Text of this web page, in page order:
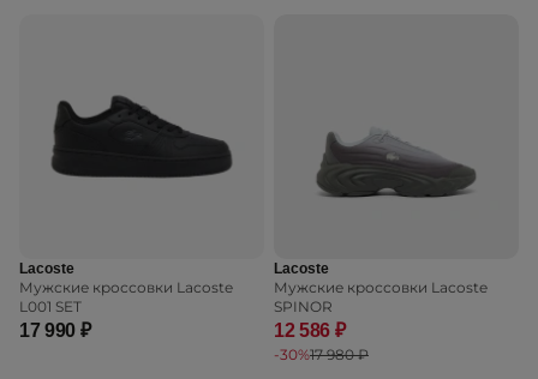
Lacoste
Мужские кроссовки Lacoste
L001 SET
17 990 ₽
Lacoste
Мужские кроссовки Lacoste
SPINOR
12 586 ₽
-30%17 980 ₽